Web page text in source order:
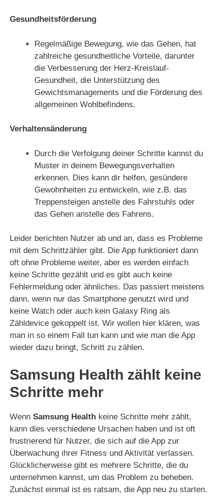
Gesundheitsförderung
Regelmäßige Bewegung, wie das Gehen, hat
zahlreiche gesundheitliche Vorteile, darunter
die Verbesserung der Herz-Kreislauf-
Gesundheit, die Unterstützung des
Gewichtsmanagements und die Förderung des
allgemeinen Wohlbefindens.
Verhaltensänderung
Durch die Verfolgung deiner Schritte kannst du
Muster in deinem Bewegungsverhalten
erkennen. Dies kann dir helfen, gesündere
Gewohnheiten zu entwickeln, wie z.B. das
Treppensteigen anstelle des Fahrstuhls oder
das Gehen anstelle des Fahrens.
Leider berichten Nutzer ab und an, dass es Probleme
mit dem Schrittzähler gibt. Die App funktioniert dann
oft ohne Probleme weiter, aber es werden einfach
keine Schritte gezählt und es gibt auch keine
Fehlermeldung oder ähnliches. Das passiert meistens
dann, wenn nur das Smartphone genutzt wird und
keine Watch oder auch kein Galaxy Ring als
Zähldevice gekoppelt ist. Wir wollen hier klären, was
man in so einem Fall tun kann und wie man die App
wieder dazu bringt, Schritt zu zählen.
Samsung Health zählt keine
Schritte mehr
Wenn Samsung Health keine Schritte mehr zählt,
kann dies verschiedene Ursachen haben und ist oft
frustrierend für Nutzer, die sich auf die App zur
Überwachung ihrer Fitness und Aktivität verlassen.
Glücklicherweise gibt es mehrere Schritte, die du
unternehmen kannst, um das Problem zu beheben.
Zunächst einmal ist es ratsam, die App neu zu starten.